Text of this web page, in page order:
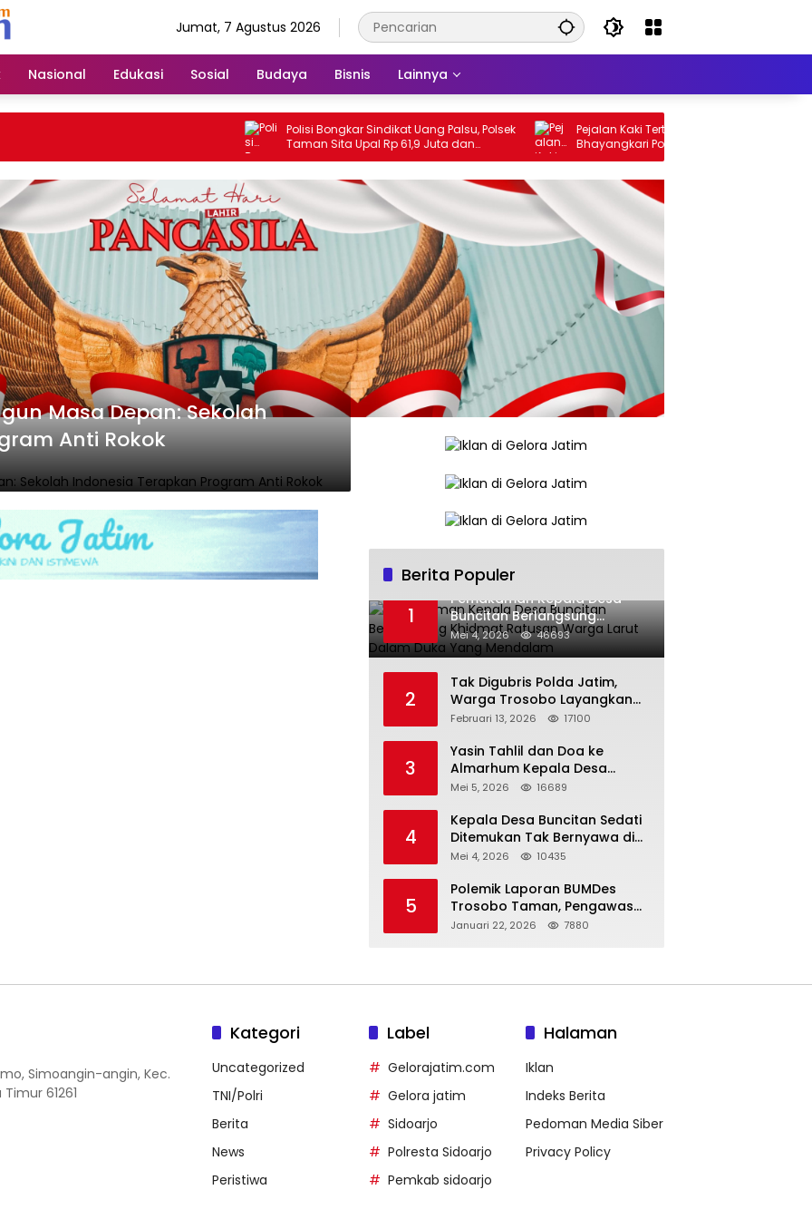
Jumat, 7 Agustus 2026
Nasional Edukasi Sosial Budaya Bisnis Lainnya
Polisi Bongkar Sindikat Uang Palsu, Polsek
Taman Sita Upal Rp 61,9 Juta dan
Tangkap Tiga Tersangka
Pejalan Kaki Tertabrak Truk di Depan SD
Bhayangkari Porong, PNS Asal Pasuruan
Alami Luka Serius
Masa Depan: Sekolah
Anti Rokok
Berita Populer
1
Pemakaman Kepala Desa
Buncitan Berlangsung
Khidmat,Ratusan Warga Larut
Dalam Duka Yang Mendalam
Mei 4, 2026 46693
2
Tak Digubris Polda Jatim,
Warga Trosobo Layangkan
Dumas Dugaan Korupsi
Kapolri
Februari 13, 2026 17100
3
Yasin Tahlil dan Doa ke
Almarhum Kepala Desa
Buncitan Digelar Dua Lokasi
Mei 5, 2026 16689
4
Kepala Desa Buncitan Sedati
Ditemukan Tak Bernyawa di
Ruang Kerja, Dugaan Bunuh
Mei 4, 2026 10435
5
Polemik Laporan BUMDes
Trosobo Taman, Pengawas
Walk Out dan Sebut
Januari 22, 2026 7880
Simoangin-angin, Kec.
61261
Kategori
Uncategorized
TNI/Polri
Berita
News
Peristiwa
Label
Gelorajatim.com
Gelora jatim
Sidoarjo
Polresta Sidoarjo
Pemkab sidoarjo
Halaman
Iklan
Indeks Berita
Pedoman Media Siber
Privacy Policy